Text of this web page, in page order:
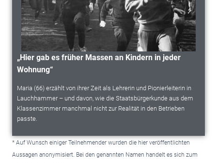
„Hier gab es früher Massen an Kindern in jeder
Wohnung“
Maria (66) erzählt von ihrer Zeit als Lehrerin und Pionierleiterin in
Lauchhammer – und davon, wie die Staatsbürgerkunde aus dem
Klassenzimmer manchmal nicht zur Realität in den Betrieben
passte.
* Auf Wunsch einiger Teilnehmender wurden die hier veröffentlichten
Aussagen anonymisiert. Bei den genannten Namen handelt es sich zum